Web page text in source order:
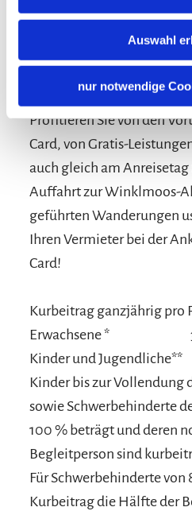
Auswahl
nur notwendige
Konditionen/
Profitieren Sie von den
Card, von Gratis-
auch gleich am Anreisetag
Auffahrt zur Winklmoos-
geführten Wanderungen
Ihren Vermieter bei der
Card!
Kurbeitrag ganzjährig pro
Erwachsene *
Kinder und
Kinder bis zur Vollendung
sowie Schwerbehinderte
100 % beträgt und deren
Begleitperson sind
Für Schwerbehinderte von
Kurbeitrag die Hälfte der